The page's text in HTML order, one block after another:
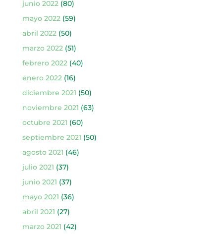
junio 2022(80)
mayo 2022(59)
abril 2022(50)
marzo 2022(51)
febrero 2022(40)
enero 2022(16)
diciembre 2021 (50)
noviembre 2021 (63)
octubre 2021 (60)
septiembre 2021 (50)
agosto 2021 (46)
julio 2021 (37)
junio 2021 (37)
mayo 2021 (36)
abril 2021 (27)
marzo 2021 (42)